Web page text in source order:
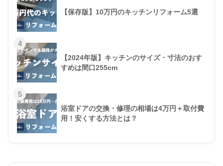
【保存版】10万円のキッチンリフォーム5選
4
【2024年版】キッチンのサイズ・寸法のおす
すめは間口255cm
5
浴室ドアの交換・修理の相場は4万円＋取付費
用！安くする方法とは？